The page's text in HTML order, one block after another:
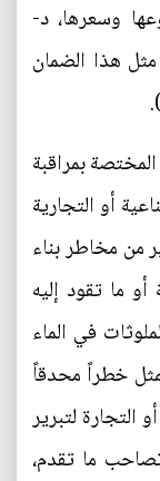
وسعرها، د-
هذا الضمان
بمراقبة
أو التجارية
من مخاطر بناء
ما تقود إليه
في الماء
خطراً محدقاً
التجارة لتبرير
تصاحب ما تقدم،